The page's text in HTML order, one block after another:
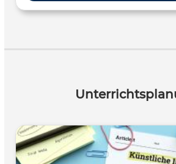
Anwendungen